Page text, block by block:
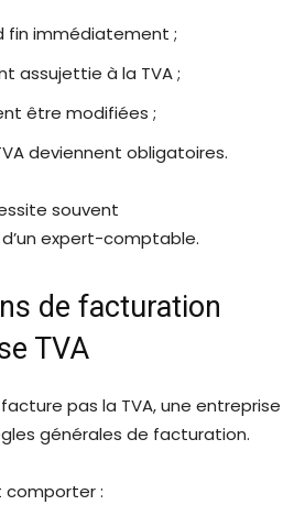
fin immédiatement ;
assujettie à la TVA ;
être modifiées ;
deviennent obligatoires.
souvent
expert-comptable.
de facturation
TVA
pas la TVA, une entreprise
générales de facturation.
comporter :